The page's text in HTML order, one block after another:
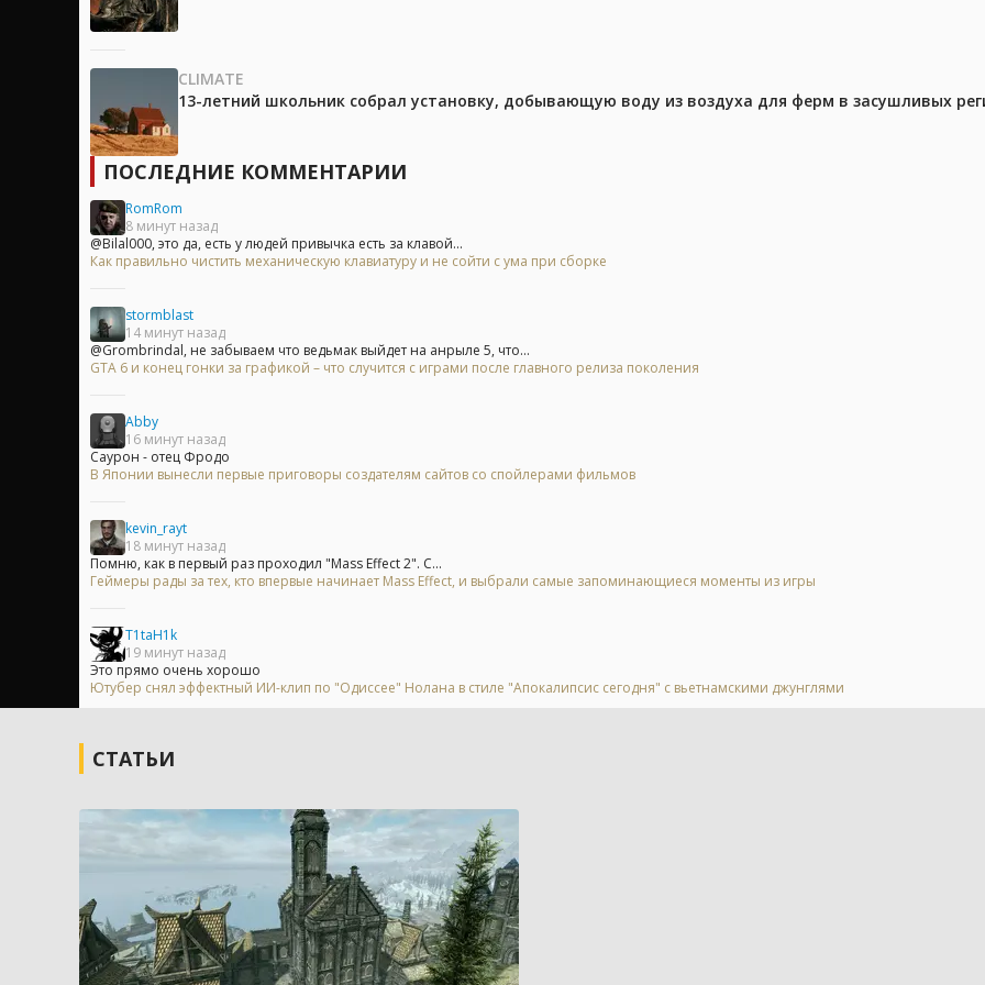
CLIMATE
13-летний школьник собрал установку, добывающую воду из воздуха для ферм в засушливых
ПОСЛЕДНИЕ КОММЕНТАРИИ
RomRom
8 минут назад
@Bilal000, это да, есть у людей привычка есть за клавой...
Как правильно чистить механическую клавиатуру и не сойти с ума при сборке
stormblast
14 минут назад
@Grombrindal, не забываем что ведьмак выйдет на анрыле 5, что...
GTA 6 и конец гонки за графикой – что случится с играми после главного релиза поколения
Abby
16 минут назад
Саурон - отец Фродо
В Японии вынесли первые приговоры создателям сайтов со спойлерами фильмов
kevin_rayt
18 минут назад
Помню, как в первый раз проходил "Mass Effect 2". С...
Геймеры рады за тех, кто впервые начинает Mass Effect, и выбрали самые запоминающиеся моменты из игры
T1taH1k
19 минут назад
Это прямо очень хорошо
Ютубер снял эффектный ИИ-клип по "Одиссее" Нолана в стиле "Апокалипсис сегодня" с вьетнамскими джунглями
СТАТЬИ